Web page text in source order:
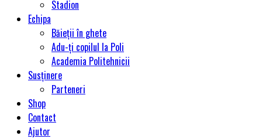
Stadion
Echipa
Băieții în ghete
Adu-ți copilul la Poli
Academia Politehnicii
Susținere
Parteneri
Shop
Contact
Ajutor